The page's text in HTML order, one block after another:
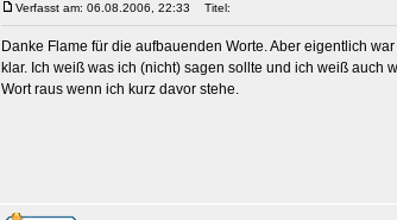
Verfasst am: 06.08.2006, 22:33 Titel:
Danke Flame für die aufbauenden Worte. Aber eigentlich
klar. Ich weiß was ich (nicht) sagen sollte und ich weiß auch
Wort raus wenn ich kurz davor stehe.